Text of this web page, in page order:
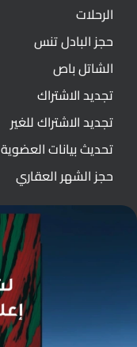
الرحلات
حجز البادل تنس
الشاتل باص
تجديد الاشتراك
تجديد الاشتراك للغير
تحديث بيانات العضوية
حجز الشهر العقاري